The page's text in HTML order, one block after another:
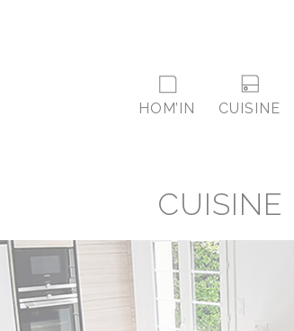
HOM’IN CUISINE
CUISINE